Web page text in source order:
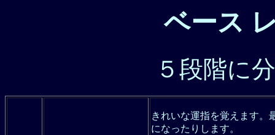
ベース
５段階に
きれいな運指を覚えます。
になったりします。